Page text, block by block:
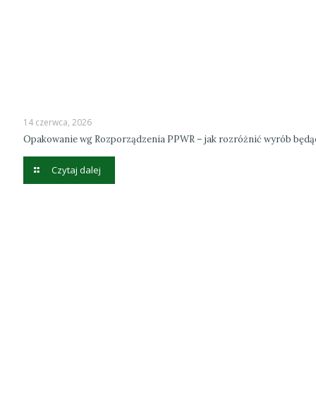
14 czerwca, 2026
Opakowanie wg Rozporządzenia PPWR – jak rozróżnić wyrób
Czytaj dalej